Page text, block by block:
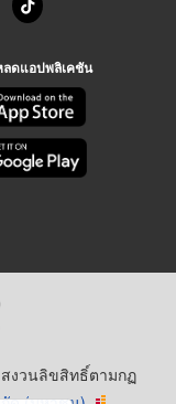
ดแอปพลิเคชัน
สงวนลิขสิทธิ์ตามกฏ